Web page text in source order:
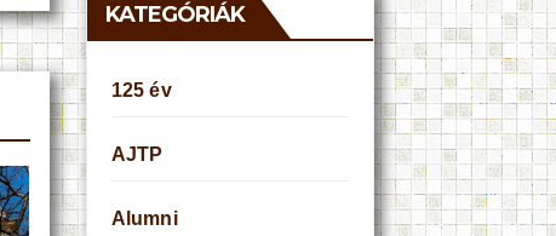
KATEGÓRIÁK
125 év
AJTP
Alumni